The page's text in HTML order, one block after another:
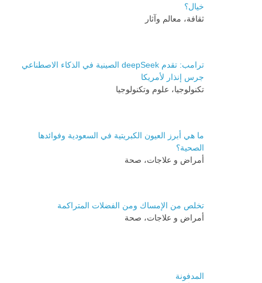
خيال؟
ثقافة، معالم وآثار
ترامب: تقدم deepSeek الصينية في الذكاء الاصطناعي
جرس إنذار لأمريكا
تكنولوجيا، علوم وتكنولوجيا
ما هي أبرز العيون الكبريتية في السعودية وفوائدها
الصحية؟
أمراض و علاجات، صحة
تخلص من الإمساك ومن الفضلات المتراكمة
أمراض و علاجات، صحة
المدفونة